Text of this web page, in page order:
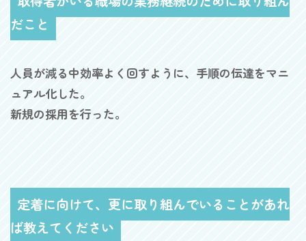
だこと
人員が減る中効率よく回すように、手順の伝達をマニ
ュアル化した。
新規の採用を行った。
定着に向けて、更に取り組んでいることがあれ
ば教えてください